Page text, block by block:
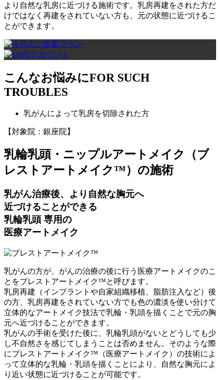
より自然な乳房に近づける施術です。乳房再建をされた方だ
けではなく再建をされていない方も、元の状態に近づけるこ
とができます。
こんなお悩みにFOR SUCH
TROUBLES
乳がんによって乳房を切除された方
【対象院：銀座院】
乳輪乳頭・ニップルアートメイク
（ブ
レストアートメイク™） の施術
乳がん治療後、より自然な胸元へ
近づけることができる
乳輪乳頭 専用の
医療アートメイク
乳がんの方が、がんの治療の後に行う医療アートメイクのこ
とをブレストアートメイク™と呼びます。
乳房再建（インプラントや自家組織移植、脂肪注入など）後
の方、乳房再建をされていない方でも色の濃淡を使い分けて
立体的なアートメイク技法で乳輪・乳頭を描くことで元の胸
元へ近づけることができます。
乳がんの手術を受けた後に、乳輪乳頭がないとどうしても少
し不自然さを感じてしまうことは否めません。そのような際
にブレストアートメイク™（医療アートメイク）の技術によ
って立体的な乳輪・乳頭を描くことにより、自然な胸元によ
り近い状態に近づけることが可能です。